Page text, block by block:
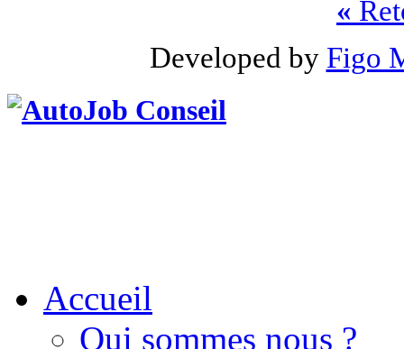
«
Developed by Figo
Accueil
Qui sommes nous ?